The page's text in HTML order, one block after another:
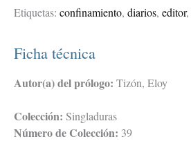
Etiquetas: confinamiento, diarios, editor,
Ficha técnica
Autor(a) del prólogo: Tizón, Eloy
Colección: Singladuras
Número de Colección: 39